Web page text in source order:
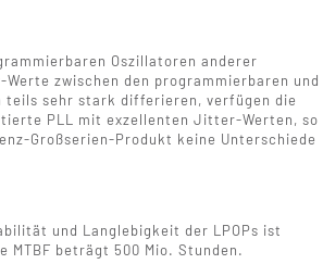
Oszillatoren anderer
zwischen den programmierbaren und
teils sehr stark differieren, verfügen die
PLL mit exzellenten Jitter-Werten, so
Großserien-Produkt keine Unterschiede
und Langlebigkeit der LPOPs ist
MTBF beträgt 500 Mio. Stunden.